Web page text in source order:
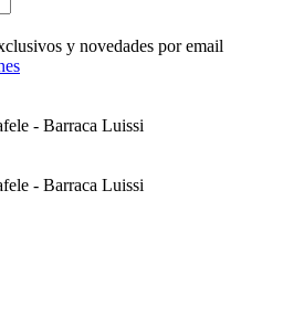
y novedades por email